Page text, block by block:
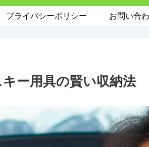
プライバシーポリシー お問い合
ー用具の賢い収納法